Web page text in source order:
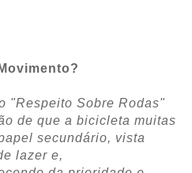
"Respeito Sobre Rodas"
de que a bicicleta muitas
secundário, vista
lazer e,